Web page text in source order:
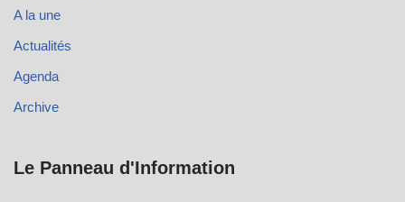
A la une
Actualités
Agenda
Archive
Le Panneau d'Information